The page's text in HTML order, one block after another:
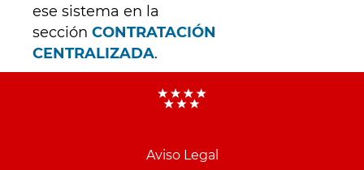
ese sistema en la
sección CONTRATACIÓN
CENTRALIZADA.
Aviso Legal